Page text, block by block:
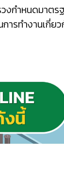
กำหนดมาตรฐ
รทำงานเกี่ย